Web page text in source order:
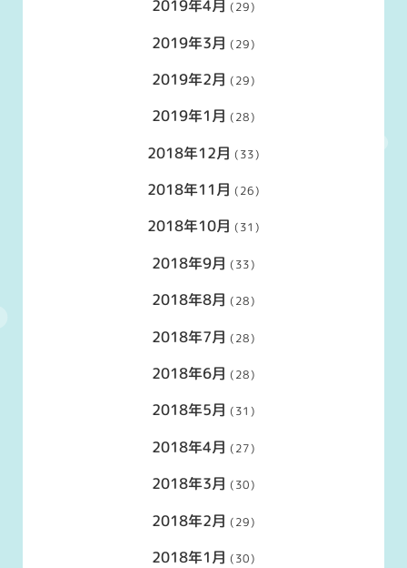
2019年4月 (29)
2019年3月 (29)
2019年2月 (29)
2019年1月 (28)
2018年12月 (33)
2018年11月 (26)
2018年10月 (31)
2018年9月 (33)
2018年8月 (28)
2018年7月 (28)
2018年6月 (28)
2018年5月 (31)
2018年4月 (27)
2018年3月 (30)
2018年2月 (29)
2018年1月 (30)